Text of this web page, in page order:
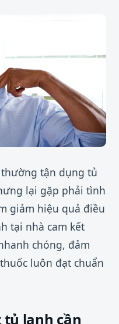
thường tận dụng tủ
lại gặp phải tình
giảm hiệu quả điều
tại nhà cam kết
chóng, đảm
luôn đạt chuẩn
tủ lạnh cần